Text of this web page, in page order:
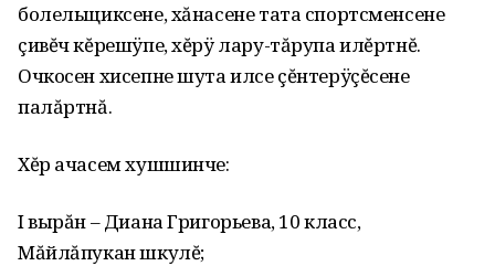
болельщиксене‚ хăнасене тата спортсменсене
çивĕч кĕрешÿпе‚ хĕрÿ лару-тăрупа илĕртнĕ.
Очкосен хисепне шута илсе çĕнтерÿçĕсене
палăртнă.
Хĕр ачасем хушшинче:
I вырăн – Диана Григорьева‚ 10 класс‚
Мăйлăпукан шкулĕ;